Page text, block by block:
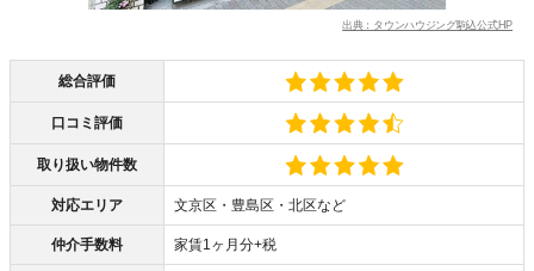
出典：タウンハウジング駒込公式HP
総合評価
口コミ評価
取り扱い物件数
対応エリア 文京区・豊島区・北区など
仲介手数料 家賃1ヶ月分+税